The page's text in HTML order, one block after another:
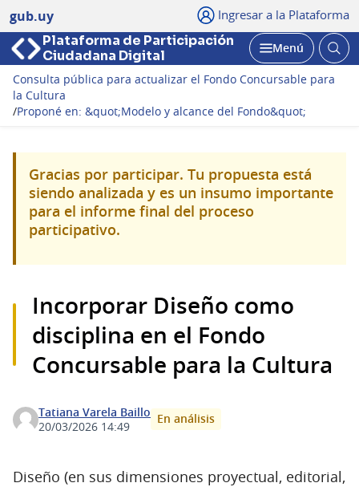
gub.uy Ingresar a la Plataforma
Plataforma de Participación
Ciudadana Digital
Abrir
Menú
Consulta pública para actualizar el Fondo Concursable para
la Cultura
/Proponé en: &quot;Modelo y alcance del Fondo&quot;
Gracias por participar. Tu propuesta está
siendo analizada y es un insumo importante
para el informe final del proceso
participativo.
Incorporar Diseño como
disciplina en el Fondo
Concursable para la Cultura
Tatiana Varela Baillo
20/03/2026 14:49
En análisis
Diseño (en sus dimensiones proyectual, editorial,